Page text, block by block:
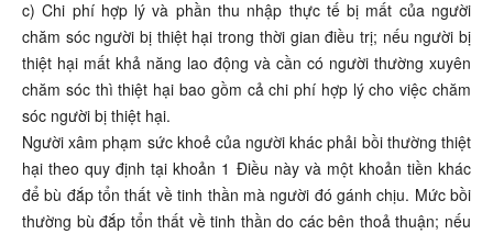
c) Chi phí hợp lý và phần thu nhập thực tế bị mất của người
chăm sóc người bị thiệt hại trong thời gian điều trị; nếu người bị
thiệt hại mất khả năng lao động và cần có người thường xuyên
chăm sóc thì thiệt hại bao gồm cả chi phí hợp lý cho việc chăm
sóc người bị thiệt hại.
Người xâm phạm sức khoẻ của người khác phải bồi thường thiệt
hại theo quy định tại khoản 1 Điều này và một khoản tiền khác
để bù đắp tổn thất về tinh thần mà người đó gánh chịu. Mức bồi
thường bù đắp tổn thất về tinh thần do các bên thoả thuận; nếu